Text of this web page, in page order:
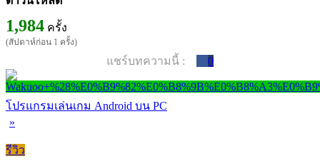
1,984 ครั้ง
(สัปดาห์ก่อน 1 ครั้ง)
แชร์บทความนี้ : 0
โปรแกรมเล่นเกม Android บน PC
»
รีวิว